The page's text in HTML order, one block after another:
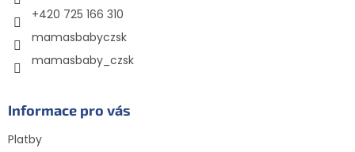
+420 725 166 310
mamasbabyczsk
mamasbaby_czsk
Informace pro vás
Platby